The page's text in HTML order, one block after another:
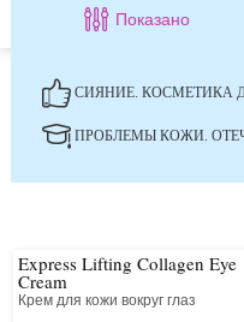
Показано
СИЯНИЕ. КОСМЕТИКА
ПРОБЛЕМЫ КОЖИ.
Express Lifting Collagen Eye
Cream
Крем для кожи вокруг глаз